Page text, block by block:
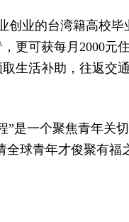
业的台湾籍高校
更可获每月2000元
生活补助，往返交
是一个聚焦青年关
全球青年才俊聚有